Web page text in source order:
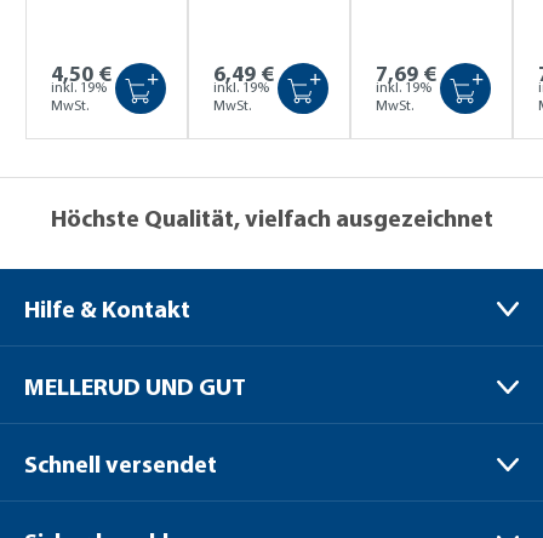
4,50 €
inkl. 19%
MwSt.
+ 6,49 €
inkl. 19%
MwSt.
+ 7,69 €
inkl. 19%
MwSt.
+
Höchste Qualität, vielfach ausgezeichnet
Hilfe & Kontakt
Bernhard-Röttgen-Waldweg 20
41379 Brüggen / Niederrhein
MELLERUD UND GUT
Verpackungen
Zahlungsoptionen
Schnell versendet